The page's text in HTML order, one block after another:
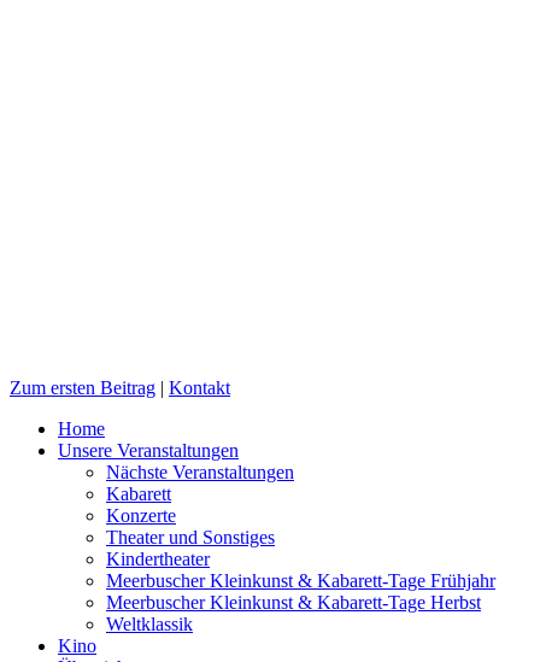
Zum ersten Beitrag | Kontakt
Home
Unsere Veranstaltungen
Nächste Veranstaltungen
Kabarett
Konzerte
Theater und Sonstiges
Kindertheater
Meerbuscher Kleinkunst & Kabarett-Tage Frühjahr
Meerbuscher Kleinkunst & Kabarett-Tage Herbst
Weltklassik
Kino